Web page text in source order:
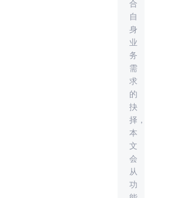
合
自
身
业
务
需
求
的
抉
择，
本
文
会
从
功